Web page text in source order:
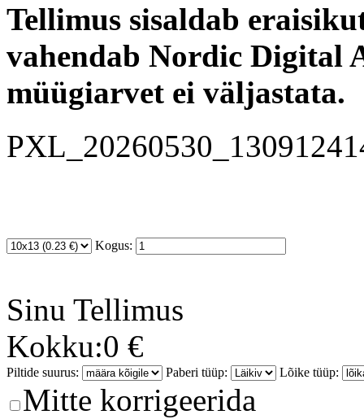
Tellimus sisaldab
vahendab Nordic Digital
müügiarvet ei väljastata.
Kogus:
Sinu Tellimus
Kokku:0 €
Piltide suurus: Paberi tüüp: Lõike tüüp:
Mitte korrigeerida